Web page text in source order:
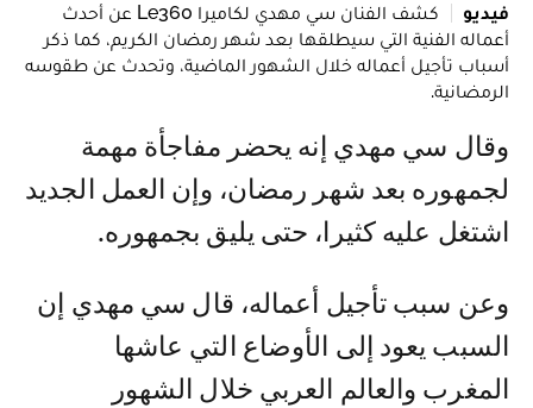
فيديو
كشف الفنان سي مهدي لكاميرا Le360 عن أحدث
أعماله الفنية التي سيطلقها بعد شهر رمضان الكريم، كما ذكر
أسباب تأجيل أعماله خلال الشهور الماضية، وتحدث عن طقوسه
الرمضانية.
وقال سي مهدي إنه يحضر مفاجأة مهمة
لجمهوره بعد شهر رمضان، وإن العمل الجديد
اشتغل عليه كثيرا، حتى يليق بجمهوره.
وعن سبب تأجيل أعماله، قال سي مهدي إن
السبب يعود إلى الأوضاع التي عاشها
المغرب والعالم العربي خلال الشهور